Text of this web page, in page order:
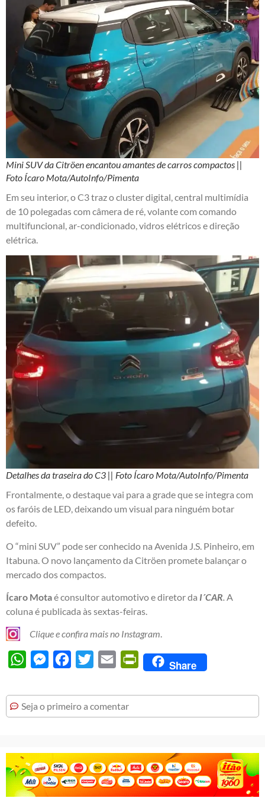
Mini SUV da Citröen encantou amantes de carros compactos ||
Foto Ícaro Mota/AutoInfo/Pimenta
Em seu interior, o C3 traz o cluster digital, central multimídia
de 10 polegadas com câmera de ré, volante com comando
multifuncional, ar-condicionado, vidros elétricos e direção
elétrica.
Detalhes da traseira do C3 || Foto Ícaro Mota/AutoInfo/Pimenta
Frontalmente, o destaque vai para a grade que se integra com
os faróis de LED, deixando um visual para ninguém botar
defeito.
O “mini SUV” pode ser conhecido na Avenida J.S. Pinheiro, em
Itabuna. O novo lançamento da Citröen promete balançar o
mercado dos compactos.
Ícaro Motaé consultor automotivo e diretor da I´CAR. A
coluna é publicada às sextas-feiras.
Clique e confira mais no Instagram.
WhatsAppMessengerFacebook
Twitter Email PrintFriendly
Share
Seja o primeiro a comentar